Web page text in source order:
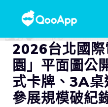
2026台北國
園」平面圖公
式卡牌、3A
參展規模破紀